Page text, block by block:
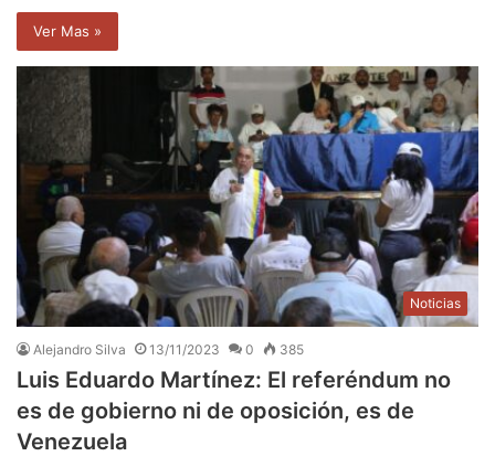
Ver Mas »
Noticias
Alejandro Silva 13/11/2023 0 385
Luis Eduardo Martínez: El referéndum no
es de gobierno ni de oposición, es de
Venezuela